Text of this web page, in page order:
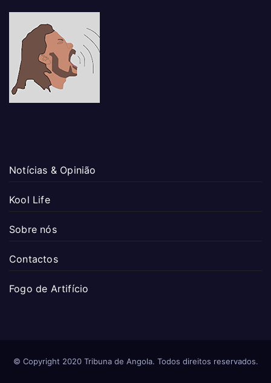
Notícias & Opinião
Kool Life
Sobre nós
Contactos
Fogo de Artifício
© Copyright 2020 Tribuna de Angola. Todos direitos reservados.